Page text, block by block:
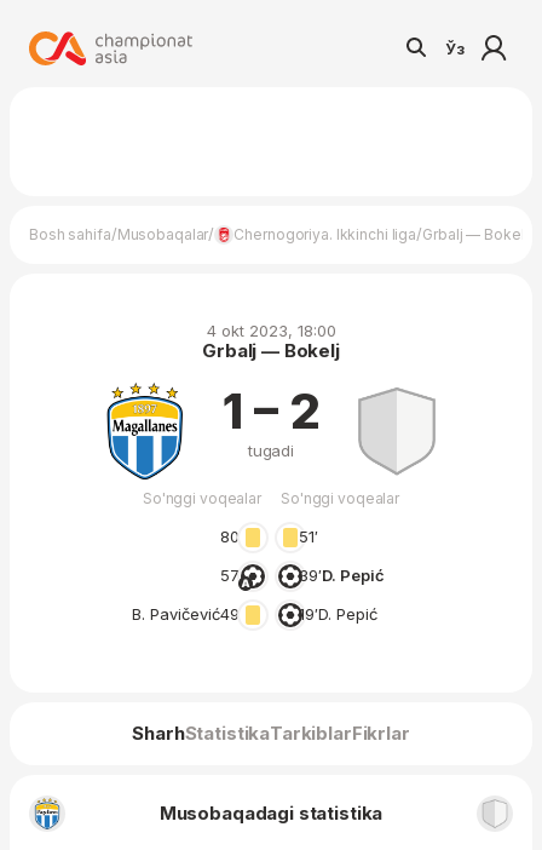
Ўз
Bosh sahifa/Musobaqalar/ Chernogoriya. Ikkinchi liga/Grbalj — Bokelj
4 okt 2023, 18:00
Grbalj — Bokelj
So'nggi voqealar
80′
57′
B. Pavičević49′
1 – 2
tugadi
So'nggi voqealar
51′
39′D. Pepić
19′D. Pepić
SharhStatistikaTarkiblarFikrlar
Musobaqadagi statistika